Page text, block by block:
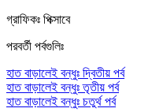
গ্রাফিকঃ পিক্সাবে
পরবর্তী পর্বগুলিঃ
হাত বাড়ালেই বন্ধুঃ দ্বিতীয় পর্ব
হাত বাড়ালেই বন্ধুঃ তৃতীয় পর্ব
হাত বাড়ালেই বন্ধুঃ চতুর্থ পর্ব